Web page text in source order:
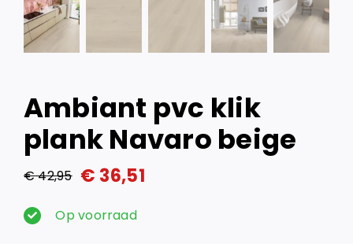
Ambiant pvc klik
plank Navaro beige
€42,95
Oorspronkelijke
prijs
€ 36,51
Huidige
prijsOp voorraad